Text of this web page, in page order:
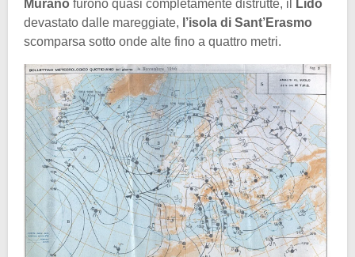
Murano furono quasi completamente distrutte, il
Lido
devastato dalle mareggiate, l’isola di Sant’Erasmo
scomparsa sotto onde alte fino a quattro metri.